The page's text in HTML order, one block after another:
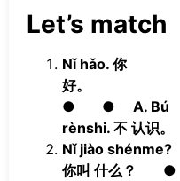
Let’s match
Nǐ hǎo. 你
好。
● ● A. Bú
rènshi. 不 认识。
Nǐ jiào shénme?
你叫 什么？
●